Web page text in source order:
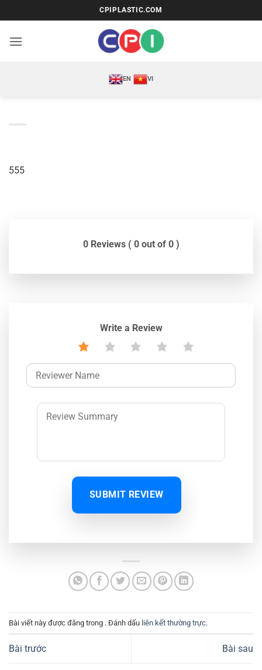
qua
nội
CPIPLASTIC.COM
EN VI
555
0 Reviews ( 0 out of 0 )
Write a Review
SUBMIT REVIEW
Bài viết này được đăng trong . Đánh dấu liên kết thường trực.
Bài trước Bài sau